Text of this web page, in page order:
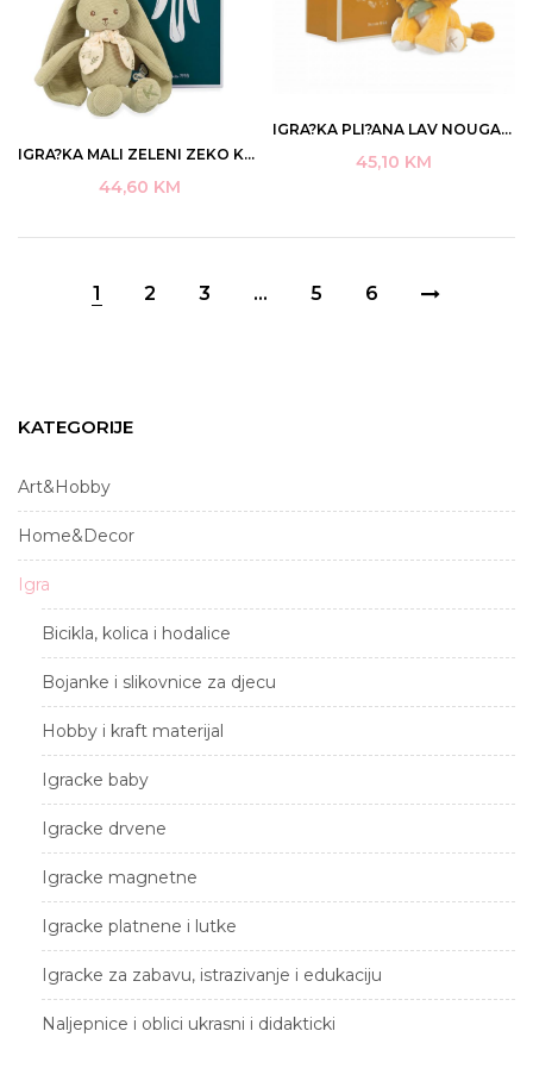
IGRA?KA MALI ZELENI ZEKO KALOO ART K218014
44,60 KM
IGRA?KA PLI?ANA LAV NOUGAT KALOO ART K224001
45,10 KM
1 2 3 … 5 6
KATEGORIJE
Art&Hobby
Home&Decor
Igra
Bicikla, kolica i hodalice
Bojanke i slikovnice za djecu
Hobby i kraft materijal
Igracke baby
Igracke drvene
Igracke magnetne
Igracke platnene i lutke
Igracke za zabavu, istrazivanje i edukaciju
Naljepnice i oblici ukrasni i didakticki